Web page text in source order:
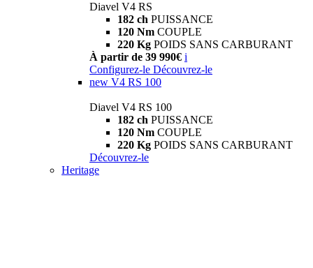
Diavel V4 RS
182 ch PUISSANCE
120 Nm COUPLE
220 Kg POIDS SANS CARBURANT
À partir de 39 990€ i
Configurez-le Découvrez-le
new V4 RS 100
Diavel V4 RS 100
182 ch PUISSANCE
120 Nm COUPLE
220 Kg POIDS SANS CARBURANT
Découvrez-le
Heritage